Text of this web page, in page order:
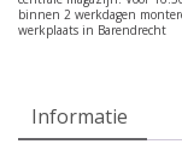
Informatie